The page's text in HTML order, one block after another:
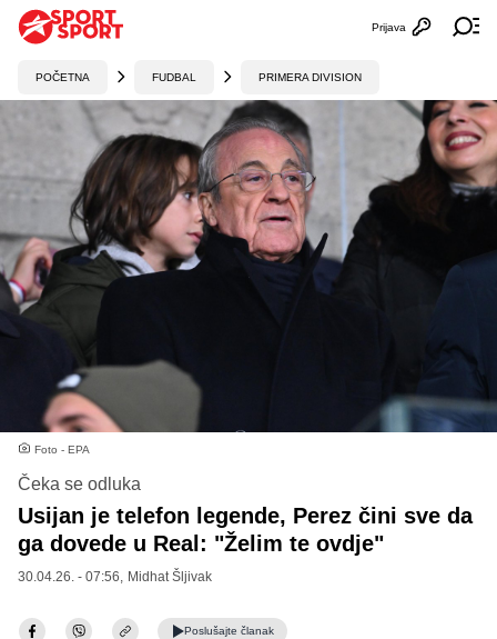
Otvori
Prijava
POČETNA FUDBAL PRIMERA DIVISION
Foto - EPA
Čeka se odluka
Usijan je telefon legende, Perez čini sve da
ga dovede u Real: "Želim te ovdje"
30.04.26. - 07:56, Midhat Šljivak
Poslušajte članak